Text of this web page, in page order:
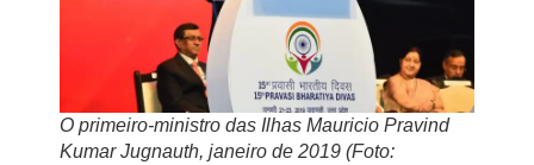
O primeiro-ministro das Ilhas Mauricio Pravind
Kumar Jugnauth, janeiro de 2019 (Foto: